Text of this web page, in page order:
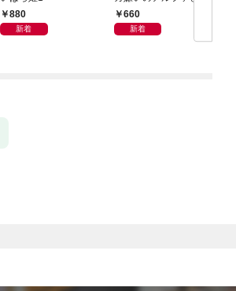
880
新着
を知るまで1
660
新着